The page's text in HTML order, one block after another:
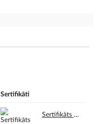
Sertifikāti
Sertifikāts en.pdf